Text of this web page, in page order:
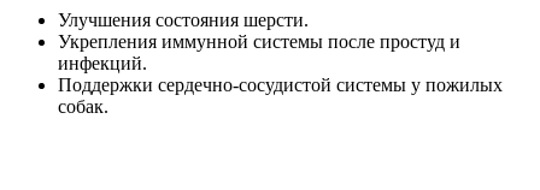
Улучшения состояния шерсти.
Укрепления иммунной системы после простуд и
инфекций.
Поддержки сердечно-сосудистой системы у пожилых
собак.